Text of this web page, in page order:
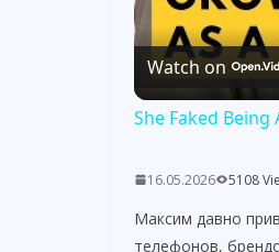
Watch on
She Faked Being
16.05.2026 5108
Максим давно
телефонов,